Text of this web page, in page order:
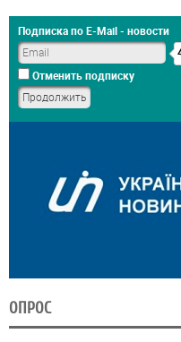
Подписка по E-Mail - новости
Отменить подписку
ОПРОС